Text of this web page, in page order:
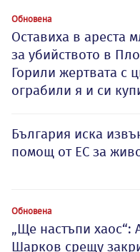
Обновена
Оставиха в ареста
за убийството в
Горили жертвата с
ограбили я и си
България иска
помощ от ЕС за
Обновена
„Ще настъпи хаос“:
Шарков срещу